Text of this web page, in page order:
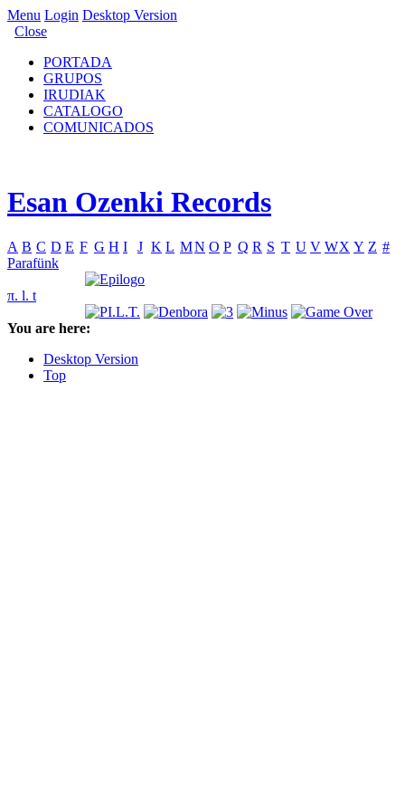
Menu Login Desktop Version
Close
PORTADA
GRUPOS
IRUDIAK
CATALOGO
COMUNICADOS
Esan Ozenki Records
A B C D E F G H I J K L MN O P Q R S T U V WX Y Z #
Parafünk
π. l. t
You are here:
Desktop Version
Top